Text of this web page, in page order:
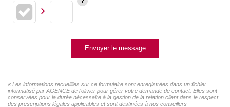
Envoyer le message
« Les informations recueillies sur ce formulaire sont enregistrées dans un fichier
informatisé par AGENCE de l'olivier pour gérer votre demande de contact. Elles sont
conservées pour la durée nécessaire à la gestion de la relation client dans le respect
des prescriptions légales applicables et sont destinées à nos conseillers